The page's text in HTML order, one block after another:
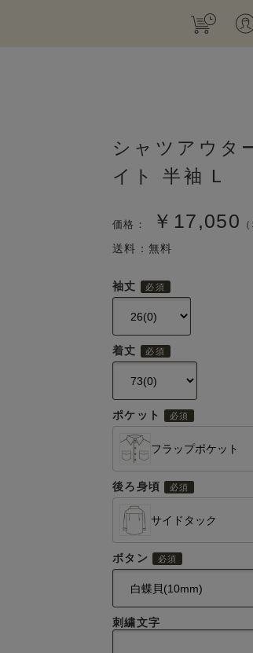
シャツアウタ
イト 半袖 L
価格： ￥17,050
送料：無料
袖丈
着丈
ポケット
フラップポケット
後ろ身頃
サイドタック
ボタン
刺繍文字